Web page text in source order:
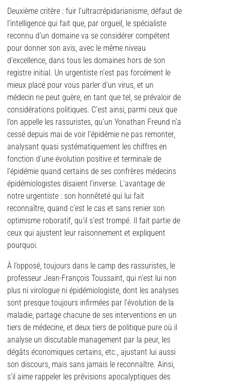
Deuxième critère : fuir l’ultracrépidarianisme, défaut de
l’intelligence qui fait que, par orgueil, le spécialiste
reconnu d’un domaine va se considérer compétent
pour donner son avis, avec le même niveau
d’excellence, dans tous les domaines hors de son
registre initial. Un urgentiste n’est pas forcément le
mieux placé pour vous parler d’un virus, et un
médecin ne peut guère, en tant que tel, se prévaloir de
considérations politiques. C’est ainsi, parmi ceux que
l’on appelle les rassuristes, qu’un Yonathan Freund n’a
cessé depuis mai de voir l’épidémie ne pas remonter,
analysant quasi systématiquement les chiffres en
fonction d’une évolution positive et terminale de
l’épidémie quand certains de ses confrères médecins
épidémiologistes disaient l’inverse. L’avantage de
notre urgentiste : son honnêteté qui lui fait
reconnaître, quand c’est le cas et sans renier son
optimisme roboratif, qu’il s’est trompé. Il fait partie de
ceux qui ajustent leur raisonnement et expliquent
pourquoi.
À l’opposé, toujours dans le camp des rassuristes, le
professeur Jean-François Toussaint, qui n’est lui non
plus ni virologue ni épidémiologiste, dont les analyses
sont presque toujours infirmées par l’évolution de la
maladie, partage chacune de ses interventions en un
tiers de médecine, et deux tiers de politique pure où il
analyse un discutable management par la peur, les
dégâts économiques certains, etc., ajustant lui aussi
son discours, mais sans jamais le reconnaître. Ainsi,
s’il aime rappeler les prévisions apocalyptiques des